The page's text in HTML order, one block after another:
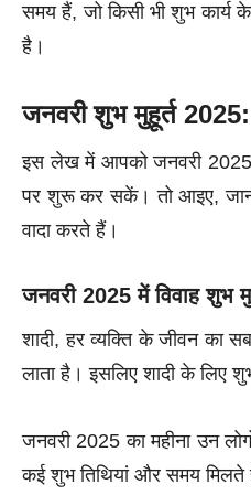
समय हैं, जो किसी भी शुभ कार्य के
है।
जनवरी शुभ मुहूर्त 2025
इस लेख में आपको जनवरी 2025
पर शुरू कर सकें। तो आइए,
वादा करते हैं।
जनवरी 2025 में विवाह
शादी, हर व्यक्ति के जीवन का
लाता है। इसलिए शादी के लिए
जनवरी 2025 का महीना उन
कई शुभ तिथियां और समय मिलते